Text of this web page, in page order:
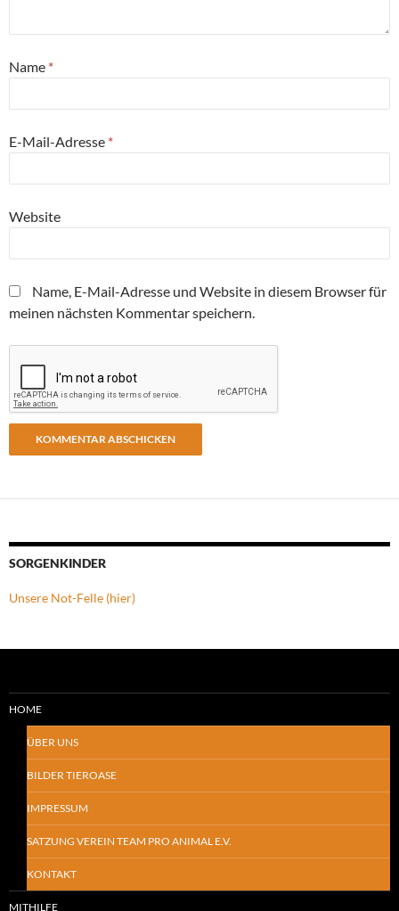
Name *
E-Mail-Adresse *
Website
Name, E-Mail-Adresse und Website in diesem Browser für
meinen nächsten Kommentar speichern.
SORGENKINDER
Unsere Not-Felle (hier)
HOME
ÜBER UNS
BILDER TIEROASE
IMPRESSUM
SATZUNG VEREIN TEAM PRO ANIMAL E.V.
KONTAKT
MITHILFE